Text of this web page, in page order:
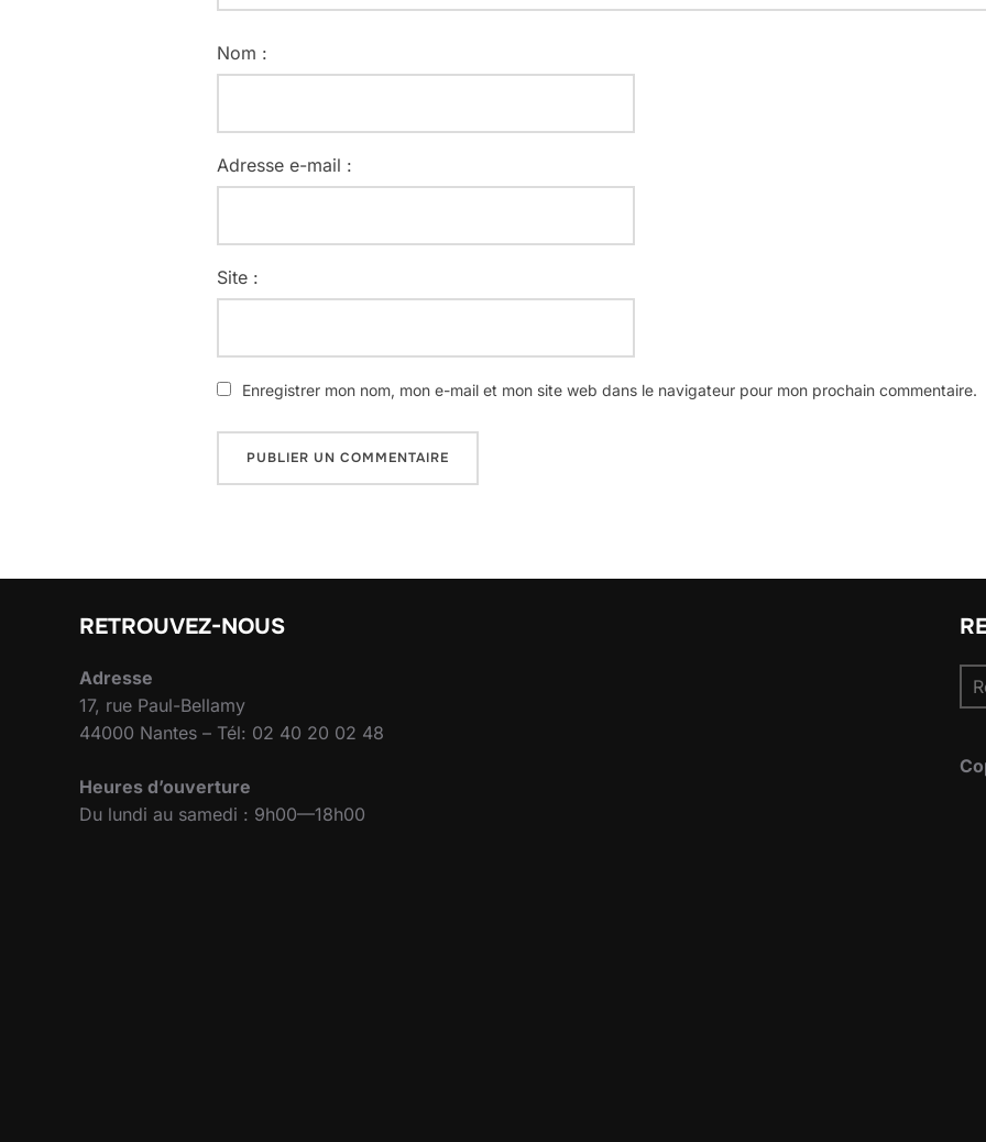
Nom :
Adresse e-mail :
Site :
Enregistrer mon nom, mon e-mail et mon site web dans le navigateur pour mon prochain commentaire.
RETROUVEZ-NOUS
Adresse
17, rue Paul-Bellamy
44000 Nantes – Tél: 02 40 20 02 48
Heures d’ouverture
Du lundi au samedi : 9h00—18h00